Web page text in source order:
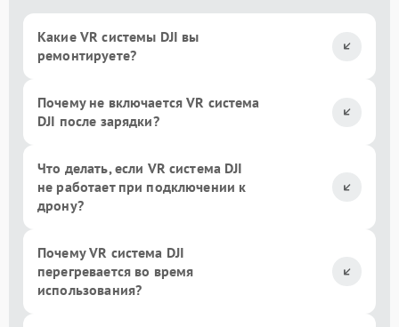
Какие VR системы DJI вы
ремонтируете?
Почему не включается VR система
DJI после зарядки?
Что делать, если VR система DJI
не работает при подключении к
дрону?
Почему VR система DJI
перегревается во время
использования?